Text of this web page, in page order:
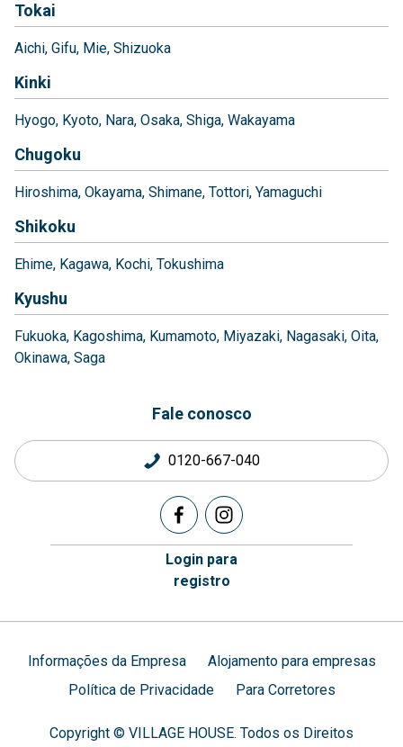
Tokai
Aichi Gifu Mie Shizuoka
Kinki
Hyogo Kyoto Nara Osaka Shiga Wakayama
Chugoku
Hiroshima Okayama Shimane Tottori Yamaguchi
Shikoku
Ehime Kagawa Kochi Tokushima
Kyushu
Fukuoka Kagoshima Kumamoto Miyazaki Nagasaki Oita
Okinawa Saga
Fale conosco
0120-667-040
Login para
registro
Informações da Empresa
Alojamento para empresas
Política de Privacidade
Para Corretores
Copyright © VILLAGE HOUSE. Todos os Direitos